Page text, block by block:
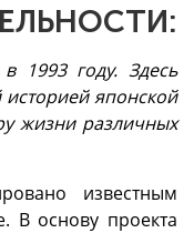
1993 году. Здесь
японской
жизни различных
известным
В основу проекта